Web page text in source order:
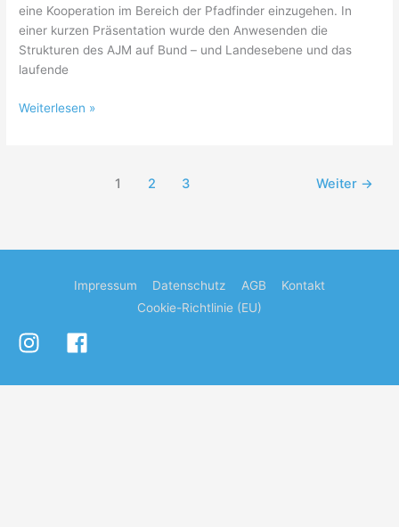
eine Kooperation im Bereich der Pfadfinder einzugehen. In
einer kurzen Präsentation wurde den Anwesenden die
Strukturen des AJM auf Bund – und Landesebene und das
laufende
AJM-
Weiterlesen »
1 2 3 Weiter →
Impressum Datenschutz AGB
Kontakt
Cookie-Richtlinie (EU)